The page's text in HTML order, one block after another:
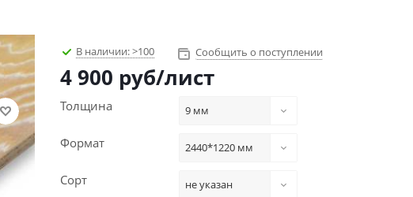
В наличии:>100 Сообщить о поступлении
4 900 руб/лист
Толщина 9 мм
Формат 2440*1220 мм
Сорт не указан